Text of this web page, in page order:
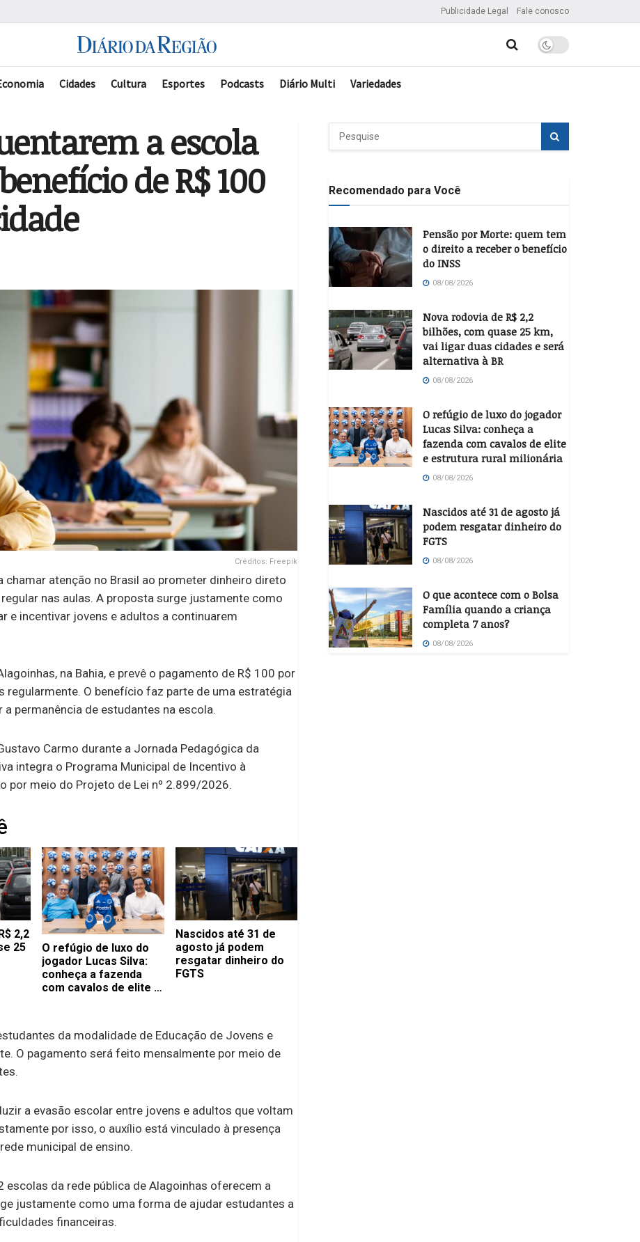
Publicidade Legal Fale conosco
Cidades Cultura Esportes Podcasts Diário Multi Variedades
a escola
de R$ 100
Créditos: Freepik
atenção no Brasil ao prometer dinheiro direto
nas aulas. A proposta surge justamente como
e incentivar jovens e adultos a continuarem
na Bahia, e prevê o pagamento de R$ 100 por
regularmente. O benefício faz parte de uma estratégia
permanência de estudantes na escola.
Carmo durante a Jornada Pedagógica da
integra o Programa Municipal de Incentivo à
por meio do Projeto de Lei nº 2.899/2026.
2,2
25
O refúgio de luxo do
jogador Lucas Silva:
conheça a fazenda
com cavalos de elite e
Nascidos até 31 de
agosto já podem
resgatar dinheiro do
FGTS
da modalidade de Educação de Jovens e
O pagamento será feito mensalmente por meio de
a evasão escolar entre jovens e adultos que voltam
por isso, o auxílio está vinculado à presença
municipal de ensino.
da rede pública de Alagoinhas oferecem a
justamente como uma forma de ajudar estudantes a
financeiras.
Recomendado para Você
Pensão por Morte: quem tem
o direito a receber o benefício
do INSS
08/08/2026
Nova rodovia de R$ 2,2
bilhões, com quase 25 km,
vai ligar duas cidades e será
alternativa à BR
08/08/2026
O refúgio de luxo do jogador
Lucas Silva: conheça a
fazenda com cavalos de elite
e estrutura rural milionária
08/08/2026
Nascidos até 31 de agosto já
podem resgatar dinheiro do
FGTS
08/08/2026
O que acontece com o Bolsa
Família quando a criança
completa 7 anos?
08/08/2026